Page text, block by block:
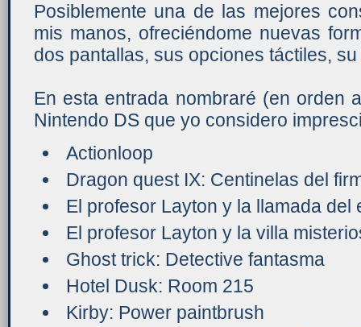
Posiblemente una de las mejores
mis manos, ofreciéndome nuevas
dos pantallas, sus opciones táctiles,
En esta entrada nombraré (en orden
Nintendo DS que yo considero
Actionloop
Dragon quest IX: Centinelas del
El profesor Layton y la llamada del
El profesor Layton y la villa
Ghost trick: Detective fantasma
Hotel Dusk: Room 215
Kirby: Power paintbrush